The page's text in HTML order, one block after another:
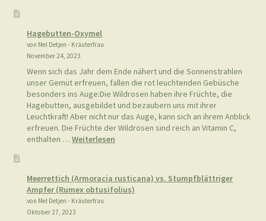
Hagebutten-Oxymel
von Mel Detjen - Kräuterfrau
November 24, 2023
Wenn sich das Jahr dem Ende nähert und die Sonnenstrahlen
unser Gemüt erfreuen, fallen die rot leuchtenden Gebüsche
besonders ins Auge:Die Wildrosen haben ihre Früchte, die
Hagebutten, ausgebildet und bezaubern uns mit ihrer
Leuchtkraft! Aber nicht nur das Auge, kann sich an ihrem Anblick
erfreuen. Die Früchte der Wildrosen sind reich an Vitamin C,
enthalten …Weiterlesen
Meerrettich (Armoracia rusticana) vs. Stumpfblättriger
Ampfer (Rumex obtusifolius)
von Mel Detjen - Kräuterfrau
Oktober 27, 2023